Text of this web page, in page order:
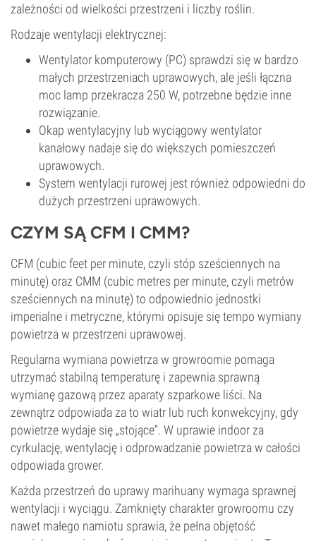
zależności od wielkości przestrzeni i liczby roślin.
Rodzaje wentylacji elektrycznej:
Wentylator komputerowy (PC) sprawdzi się w bardzo
małych przestrzeniach uprawowych, ale jeśli łączna
moc lamp przekracza 250 W, potrzebne będzie inne
rozwiązanie.
Okap wentylacyjny lub wyciągowy wentylator
kanałowy nadaje się do większych pomieszczeń
uprawowych.
System wentylacji rurowej jest również odpowiedni do
dużych przestrzeni uprawowych.
CZYM SĄ CFM I CMM?
CFM (cubic feet per minute, czyli stóp sześciennych na
minutę) oraz CMM (cubic metres per minute, czyli metrów
sześciennych na minutę) to odpowiednio jednostki
imperialne i metryczne, którymi opisuje się tempo wymiany
powietrza w przestrzeni uprawowej.
Regularna wymiana powietrza w growroomie pomaga
utrzymać stabilną temperaturę i zapewnia sprawną
wymianę gazową przez aparaty szparkowe liści. Na
zewnątrz odpowiada za to wiatr lub ruch konwekcyjny, gdy
powietrze wydaje się „stojące”. W uprawie indoor za
cyrkulację, wentylację i odprowadzanie powietrza w całości
odpowiada grower.
Każda przestrzeń do uprawy marihuany wymaga sprawnej
wentylacji i wyciągu. Zamknięty charakter growroomu czy
nawet małego namiotu sprawia, że pełna objętość